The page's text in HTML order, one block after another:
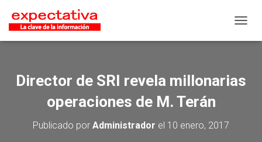
Director de SRI revela millonarias
operaciones de M. Terán
Publicado por Administrador el 10 enero, 2017